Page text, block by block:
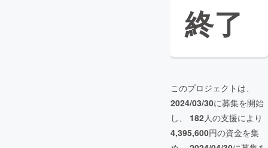
終了
このプロジェクトは、
2024/03/30に募集を開始
し、 182人の支援により
4,395,600円の資金を集